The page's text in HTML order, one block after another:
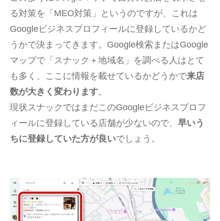
る対策を「MEO対策」というのですが、これは
Googleビジネスプロフィールに登録しているかど
うかで決まってきます。Google検索またはGoogle
マップで「スナック＋地域名」を調べる人はとて
も多く、ここに情報を載せているかどうかで来店
数が大きく変わります。
現状スナックではまだこのGoogleビジネスプロフ
ィールに登録している店舗が少ないので、 早いう
ちに登録していた方が良いでしょう。